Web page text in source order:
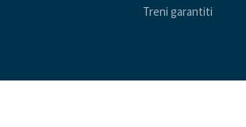
Treni garantiti